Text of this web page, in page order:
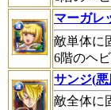
マーガレ
敵単体に
6階のヘ
サンジ(
敵全体に